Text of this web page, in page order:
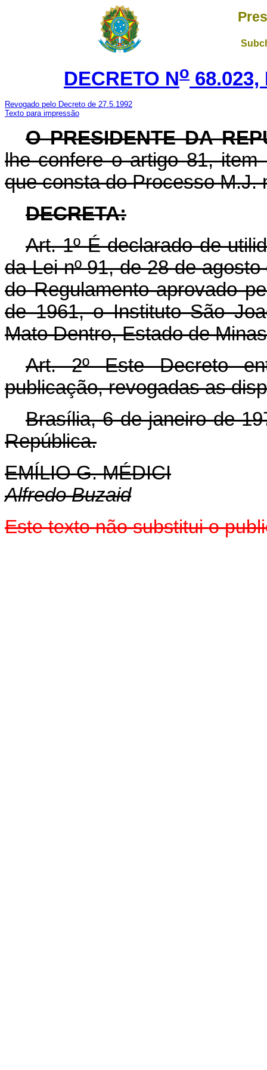
DECRETO No 68.023,
Revogado pelo Decreto de 27.5.1992
Texto para impressão
O PRESIDENTE DA
lhe confere o artigo 81,
que consta do Processo M.J.
DECRETA:
Art. 1º É declarado de
da Lei nº 91, de 28 de
do Regulamento aprovado
de 1961, o Instituto São
Mato Dentro, Estado de
Art. 2º Este Decreto
publicação, revogadas as
Brasília, 6 de janeiro de
República.
EMÍLIO G. MÉDICI
Alfredo Buzaid
Este texto não substitui o